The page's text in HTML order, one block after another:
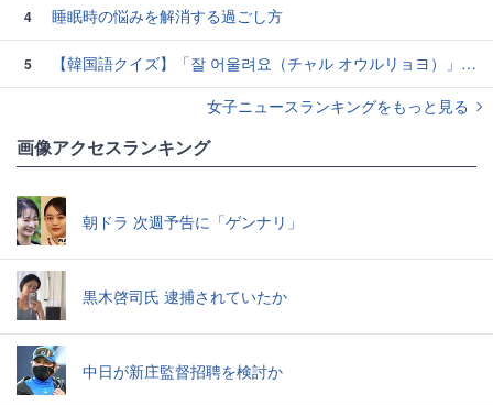
4 睡眠時の悩みを解消する過ごし方
5
【韓国語クイズ】「잘 어울려요（チャル オウルリョヨ）」の意味は？褒め言葉です♡
女子ニュースランキングをもっと見る
画像アクセスランキング
朝ドラ 次週予告に「ゲンナリ」
黒木啓司氏 逮捕されていたか
中日が新庄監督招聘を検討か